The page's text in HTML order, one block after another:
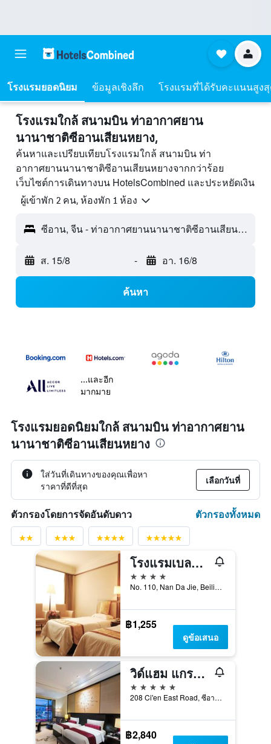
โรงแรมยอดนิยม ข้อมูลเชิงลึก โรงแรมที่ได้รับคะแนนสูง
โรงแรมใกล้ สนามบิน ท่าอากาศยาน
นานาชาติซีอานเสียนหยาง,
ค้นหาและเปรียบเทียบโรงแรมใกล้ สนามบิน ท่า
อากาศยานนานาชาติซีอานเสียนหยางจากกว่าร้อย
เว็บไซต์การเดินทางบน HotelsCombined และประหยัดเงิน
ผู้เข้าพัก 2 คน, ห้องพัก 1 ห้อง
ซีอาน, จีน - ท่าอากาศยานนานาชาติซีอานเสียนหยาง (XIY)
ส. 15/8 - อา. 16/8
ค้นหา
...และอีก
มากมาย
โรงแรมยอดนิยมใกล้ สนามบิน ท่าอากาศยาน
นานาชาติซีอานเสียนหยาง
ใส่วันที่เดินทางของคุณเพื่อหา
ราคาที่ดีที่สุด
เลือกวันที่
ตัวกรองโดยการจัดอันดับดาว ตัวกรองทั้งหมด
โรงแรมเบลล์ทาวเวอร์ซีอาน
4 ดาว
No. 110, Nan Da Jie, Beilin District, ซีอาน, จีน
฿1,255
ดูข้อเสนอ
วิด์แฮม แกรนด์ ซีอาน เซาท์
5 ดาว
208 Ci'en East Road, ซีอาน, จีน
฿2,840